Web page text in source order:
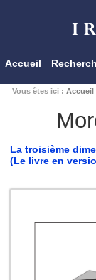
Accueil
Vous êtes ici : Accueil
La troisième
(Le livre en